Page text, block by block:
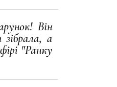
Він
а
"Ранку